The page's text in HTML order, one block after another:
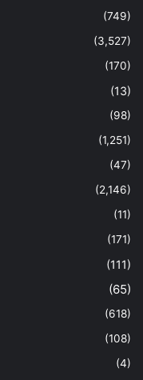
(749)
(3,527)
(170)
(13)
(98)
(1,251)
(47)
(2,146)
(11)
(171)
(111)
(65)
(618)
(108)
(4)